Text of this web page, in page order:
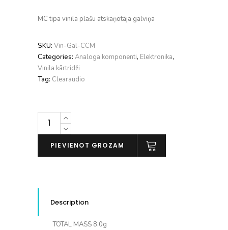
MC tipa vinila plašu atskaņotāja galviņa
SKU: Vin-Gal-CCM
Categories: Analoga komponenti, Elektronika,
Vinila kārtridži
Tag: Clearaudio
Clearaudio
concept
daudzums
PIEVIENOT GROZAM
Description
TOTAL MASS 8.0g